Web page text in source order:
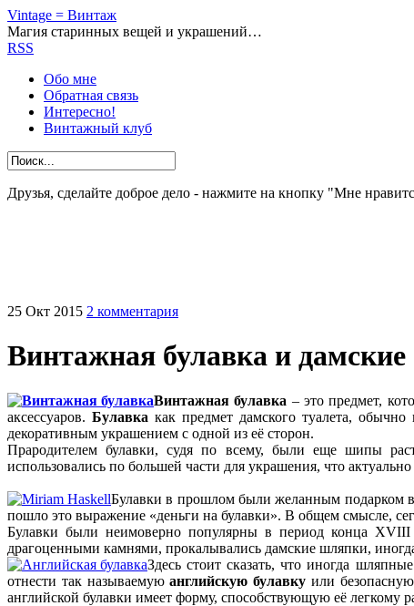
Vintage = Винтаж
Магия старинных вещей и украшений…
RSS
Обо мне
Обратная связь
Интересно!
Винтажный клуб
Друзья, сделайте доброе дело - нажмите на кнопку "Мне
25 Окт 2015 2 комментария
Винтажная булавка и дамские
Винтажная булавка – это предмет,
аксессуаров. Булавка как предмет дамского туалета,
декоративным украшением с одной из её сторон.
Прародителем булавки, судя по всему, были еще шипы
использовались по большей части для украшения, что
Булавки в прошлом были желанным подарком в
пошло это выражение «деньги на булавки». В общем смысле,
Булавки были неимоверно популярны в период конца
драгоценными камнями, прокалывались дамские шляпки,
Здесь стоит сказать, что иногда шляпные
отнести так называемуюанглийскую булавку или
английской булавки имеет форму, способствующую её легкому